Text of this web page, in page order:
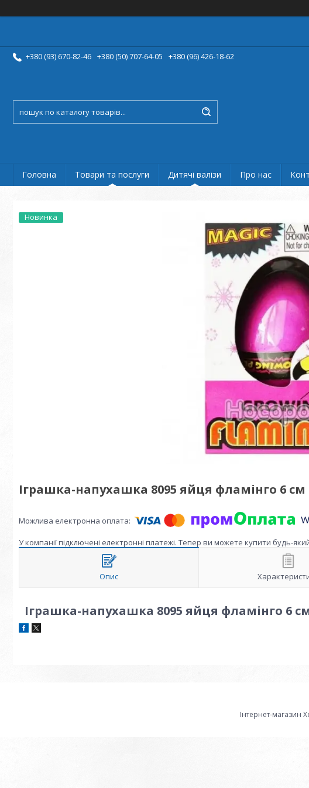
+380 (93) 670-82-46 +380 (50) 707-64-05 +380 (96) 426-18-62
Головна Товари та послуги Дитячі валізи Про нас
Новинка
Іграшка-напухашка 8095 яйця фламінго 6
У компанії підключені електронні платежі. Тепер ви можете купити будь-
Опис
Іграшка-напухашка 8095 яйця фламінго 6